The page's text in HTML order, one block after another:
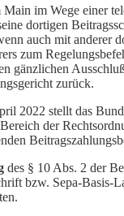
im Wege einer
dortigen
auch mit
zum
gänzlichen
zurück.
2022 stellt das
der
des § 10 Abs. 2 der
bzw. Sepa-Basis-